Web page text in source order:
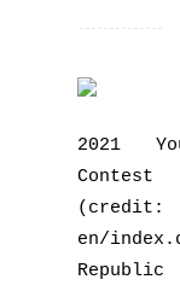
2021
Contest
(credit:
en/